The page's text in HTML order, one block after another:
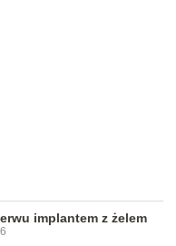
implantem z żelem